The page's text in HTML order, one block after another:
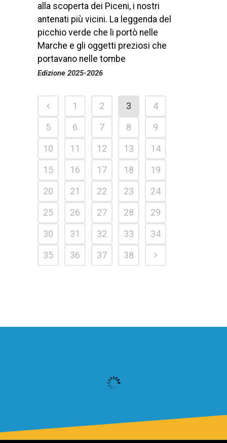
alla scoperta dei Piceni, i nostri
antenati più vicini. La leggenda del
picchio verde che li portò nelle
Marche e gli oggetti preziosi che
portavano nelle tombe
Edizione 2025-2026
1 2 3
4
5
6 7 8
9
10
11 12 13
14
15
16 17 18
19
20
21 22 23
24
25
26 27 28
29
30
31 32 33
34
35
36 37 38